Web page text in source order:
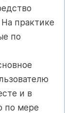
практике
по
и в
по мере